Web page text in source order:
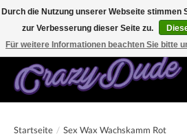
Versandkostenfrei bestellen ab CHF 200.00 in der
meisten Ländern weltweit.
Startseite / Sex Wax Wachskamm Rot
Durch die Nutzung unserer Webseite stimmen
zur Verbesserung dieser Seite zu.
Für weitere Informationen beachten Sie bitte